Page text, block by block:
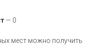
— 0
мест можно получить